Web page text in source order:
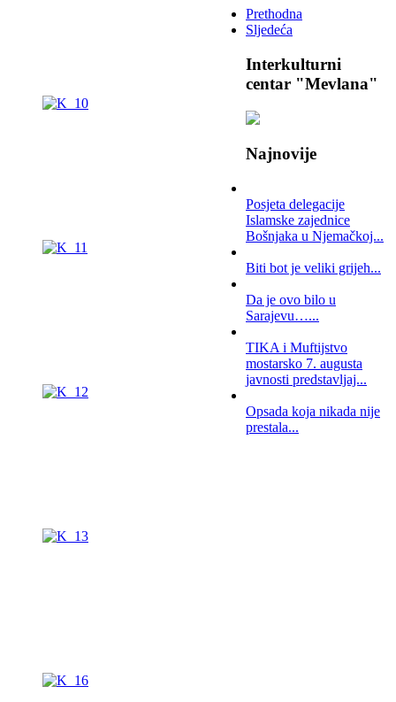
Prethodna
Sljedeća
Interkulturni
centar "Mevlana"
Najnovije
Posjeta delegacije
Islamske zajednice
Bošnjaka u Njemačkoj...
Biti bot je veliki grijeh...
Da je ovo bilo u
Sarajevu…...
TIKA i Muftijstvo
mostarsko 7. augusta
javnosti predstavljaj...
Opsada koja nikada nije
prestala...